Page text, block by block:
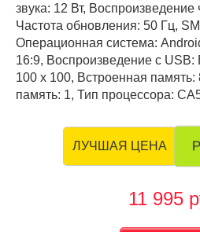
звука: 12 Вт, Воспроизведение
Частота обновления: 50 Гц,
Операционная система:
16:9, Воспроизведение с USB:
100 х 100, Встроенная
память: 1, Тип процессора:
ЛУЧШАЯ ЦЕНА
11 995